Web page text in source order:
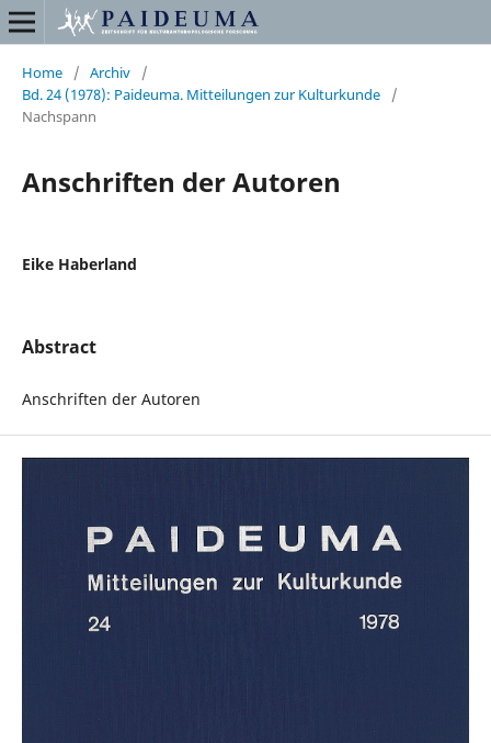
Home / Archiv
/
Bd. 24 (1978): Paideuma. Mitteilungen zur Kulturkunde
/
Nachspann
Anschriften der Autoren
Eike Haberland
Abstract
Anschriften der Autoren